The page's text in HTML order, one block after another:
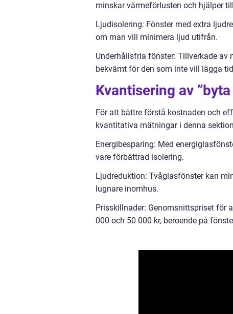
minskar värmeförlusten och hjälper
Ljudisolering: Fönster med extra
om man vill minimera ljud utifrån.
Underhållsfria fönster: Tillverkade av
bekvämt för den som inte vill lägga
Kvantisering av
För att bättre förstå kostnaden och
kvantitativa mätningar i denna
Energibesparing: Med
vare förbättrad isolering.
Ljudreduktion: Tvåglasfönster kan
lugnare inomhus.
Prisskillnader: Genomsnittspriset för
000 och 50 000 kr, beroende på